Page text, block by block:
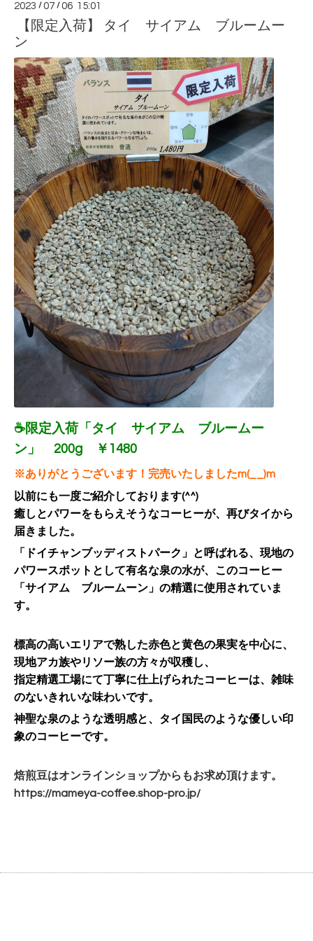
2023 /07 /06 15:01
【限定入荷】 タイ サイアム ブルームー
ン
☕限定入荷「タイ サイアム ブルームー
ン」 200g ￥1480
※ありがとうございます！完売いたしましたm(__)m
以前にも一度ご紹介しております(^^)
癒しとパワーをもらえそうなコーヒーが、再びタイから
届きました。
「ドイチャンブッディストパーク」と呼ばれる、現地の
パワースポットとして有名な泉の水が、このコーヒー
「サイアム ブルームーン」の精選に使用されていま
す。
標高の高いエリアで熟した赤色と黄色の果実を中心に、
現地アカ族やリソー族の方々が収穫し、
指定精選工場にて丁寧に仕上げられたコーヒーは、雑味
のないきれいな味わいです。
神聖な泉のような透明感と、タイ国民のような優しい印
象のコーヒーです。
焙煎豆はオンラインショップからもお求め頂けます。
https://mameya-coffee.shop-pro.jp/